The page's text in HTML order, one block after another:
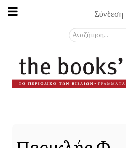
Σύνδεση
Αναζήτηση...